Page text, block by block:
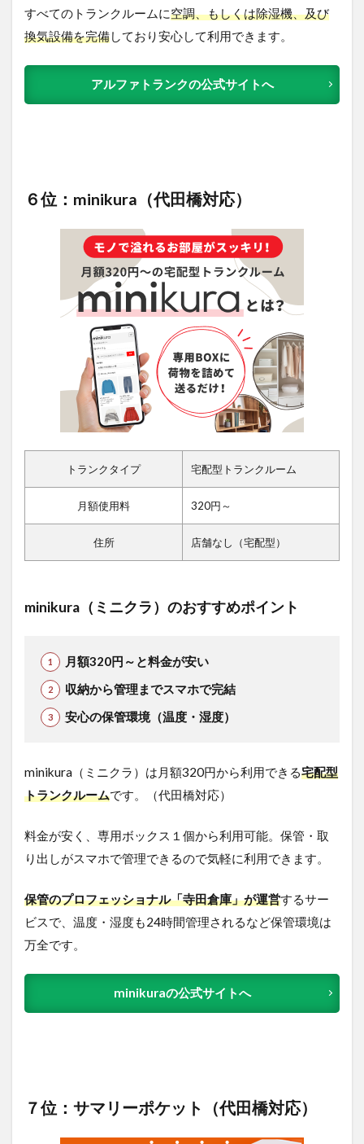
すべてのトランクルームに空調、もしくは除湿機、及び
換気設備を完備しており安心して利用できます。
アルファトランクの公式サイトへ
６位：minikura（代田橋対応）
トランクタイプ 宅配型トランクルーム
月額使用料 320円～
住所 店舗なし（宅配型）
minikura（ミニクラ）のおすすめポイント
月額320円～と料金が安い
収納から管理までスマホで完結
安心の保管環境（温度・湿度）
minikura（ミニクラ）は月額320円から利用できる宅配型
トランクルームです。（代田橋対応）
料金が安く、専用ボックス１個から利用可能。保管・取
り出しがスマホで管理できるので気軽に利用できます。
保管のプロフェッショナル「寺田倉庫」が運営するサー
ビスで、温度・湿度も24時間管理されるなど保管環境は
万全です。
minikuraの公式サイトへ
７位：サマリーポケット（代田橋対応）